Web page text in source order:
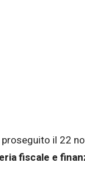
proseguito il 22
fiscale e